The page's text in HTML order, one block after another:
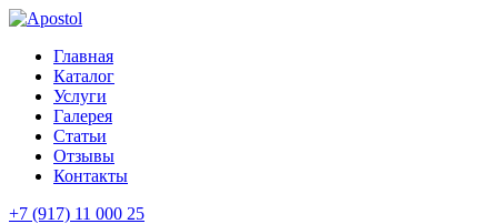
Главная
Каталог
Услуги
Галерея
Статьи
Отзывы
Контакты
+7 (917) 11 000 25